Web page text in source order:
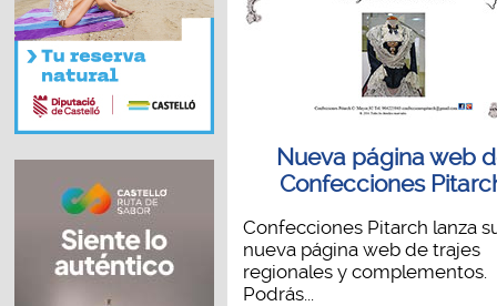
Nueva página web
Confecciones
Confecciones Pitarch lanza
nueva página web de trajes
regionales y complementos.
Podrás...